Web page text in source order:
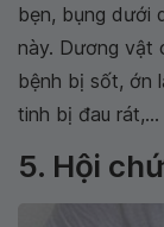
bẹn, bụng dưới
này. Dương vật
bệnh bị sốt, ớn
tinh bị đau rát,...
5. Hội